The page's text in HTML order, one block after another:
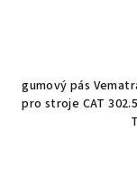
gumový pás
pro stroje CAT